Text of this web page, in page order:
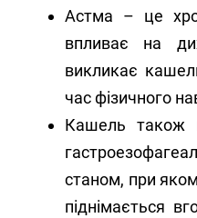
Астма – це
впливає на
викликає
час фізичного
Кашель також
станом, при
піднімається